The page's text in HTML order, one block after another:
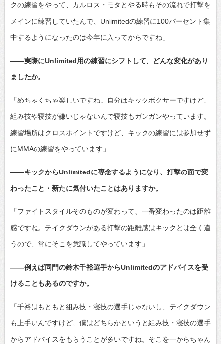
クの練習をやって、カルロス・モタとやる時もその流れで打撃を
メインに練習していたんで、Unlimitedの練習に100パーセント集
中するようになったのは今年に入ってからですね」
――実際にUnlimited用の練習にシフトして、どんな変化があり
ましたか。
「めちゃくちゃ楽しいですね。自分はキックボクサーですけど、
組み技や寝技が嫌いじゃないんで寝技もガンガンやっています。
練習場所はクロスポイントですけど、キックの練習には参加せず
にMMAの練習をやっています」
――キックからUnlimitedに専念するようになり、打撃の面で変
わったこと・新たに気付いたことはありますか。
「ファイトスタイルそのものが変わって、一番変わったのは距離
感ですね。テイクダウンがある打撃の距離感はキックとは全く違
うので、常にそこを意識してやっています」
――例えば同門の鈴木千裕選手からUnlimitedのアドバイスを受
けることもあるのですか。
「千裕はもともと組み技・寝技の選手じゃないし、テイクダウン
も上手いんですけど、僕はどちらかというと組み技・寝技の選手
からアドバイスをもらうことが多いですね。そこを一からちゃん